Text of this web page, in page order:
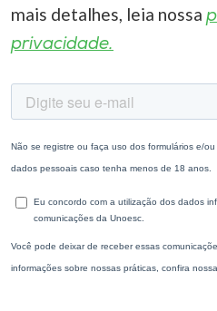
mais detalhes, leia nossa
privacidade.